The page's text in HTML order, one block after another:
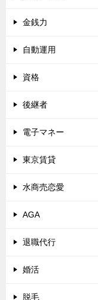
金銭力
自動運用
資格
後継者
電子マネー
東京賃貸
水商売恋愛
AGA
退職代行
婚活
脱毛